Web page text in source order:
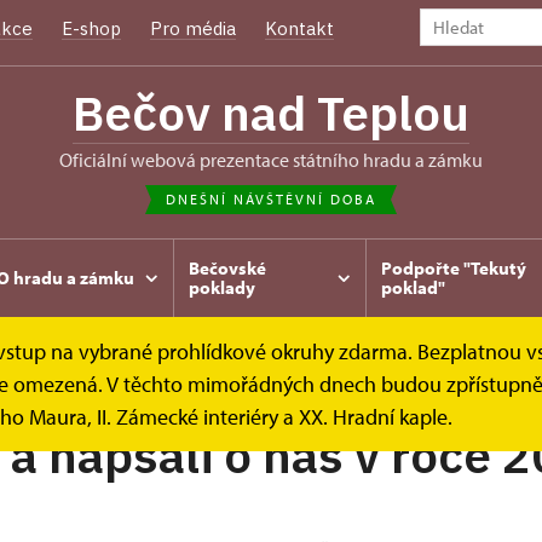
E-shop Pro média Kontakt
Bečov nad Teplou
oficiální webová prezentace státního hradu a zámku
DNEŠNÍ NÁVŠTĚVNÍ DOBA
hradu a zámku
Bečovské
poklady
Podpořte "Tekutý
poklad"
na vybrané prohlídkové okruhy zdarma. Bezplatnou
V těchto mimořádných dnech budou
Maura, II. Zámecké interiéry a XX. Hradní kaple.
ohlasy 2010
napsali o nás v roce